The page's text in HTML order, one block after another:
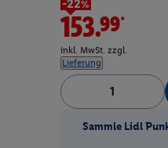
-22%
153.99*
inkl. MwSt. zzgl.
Lieferung
Sammle Lidl